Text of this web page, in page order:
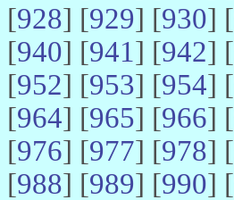
[928] [929] [930] [
[940] [941] [942] [
[952] [953] [954] [
[964] [965] [966] [
[976] [977] [978] [
[988] [989] [990] [